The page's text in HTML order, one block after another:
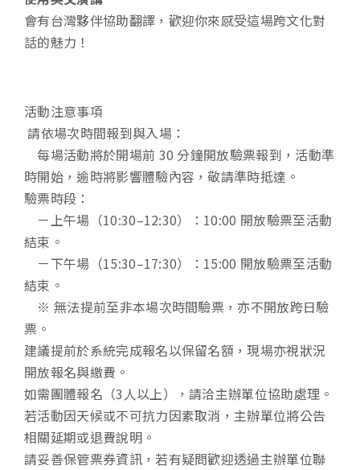
會有台灣夥伴協助翻譯，歡迎你來感受這場跨文化對
話的魅力！
活動注意事項
請依場次時間報到與入場：
每場活動將於開場前 30 分鐘開放驗票報到，活動準
時開始，逾時將影響體驗內容，敬請準時抵達。
驗票時段：
－上午場（10:30–12:30）：10:00 開放驗票至活動
結束。
－下午場（15:30–17:30）：15:00 開放驗票至活動
結束。
※ 無法提前至非本場次時間驗票，亦不開放跨日驗
票。
建議提前於系統完成報名以保留名額，現場亦視狀況
開放報名與繳費。
如需團體報名（3人以上），請洽主辦單位協助處理。
若活動因天候或不可抗力因素取消，主辦單位將公告
相關延期或退費說明。
請妥善保管票券資訊，若有疑問歡迎透過主辦單位聯